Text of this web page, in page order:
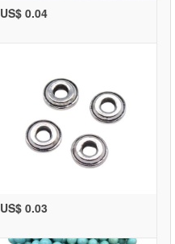
US$ 0.04
US$ 0.03